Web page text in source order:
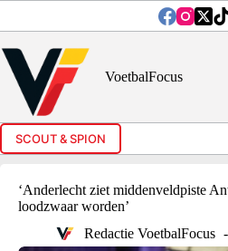
inhoud
VoetbalFocus
SCOUT & SPION
‘Anderlecht ziet middenveldpiste
loodzwaar worden’
Redactie VoetbalFocus